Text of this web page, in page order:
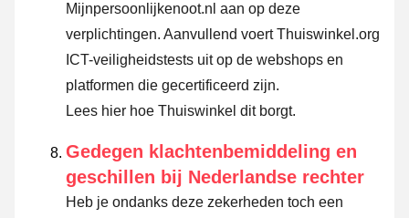
Mijnpersoonlijkenoot.nl aan op deze
verplichtingen. Aanvullend voert Thuiswinkel.org
ICT-veiligheidstests uit op de webshops en
platformen die gecertificeerd zijn.
Lees hier hoe Thuiswinkel dit borgt.
Gedegen klachtenbemiddeling en
geschillen bij Nederlandse rechter
Heb je ondanks deze zekerheden toch een